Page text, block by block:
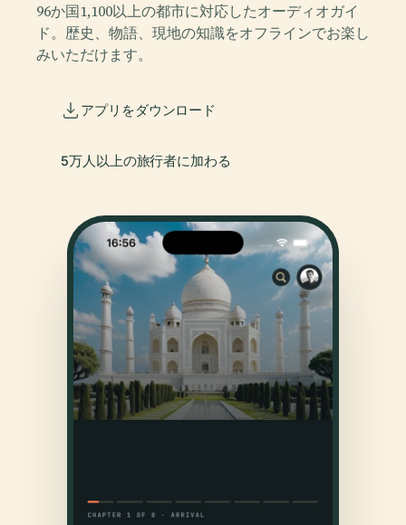
96か国1,100以上の都市に対応したオーディオガイ
ド。歴史、物語、現地の知識をオフラインでお楽し
みいただけます。
アプリをダウンロード
5万人以上の旅行者に加わる